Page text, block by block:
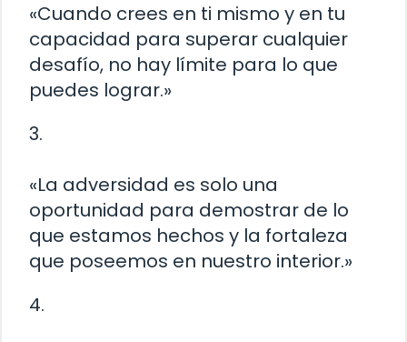
«Cuando crees en ti mismo y en tu
capacidad para superar cualquier
desafío, no hay límite para lo que
puedes lograr.»
3.
«La adversidad es solo una
oportunidad para demostrar de lo
que estamos hechos y la fortaleza
que poseemos en nuestro interior.»
4.